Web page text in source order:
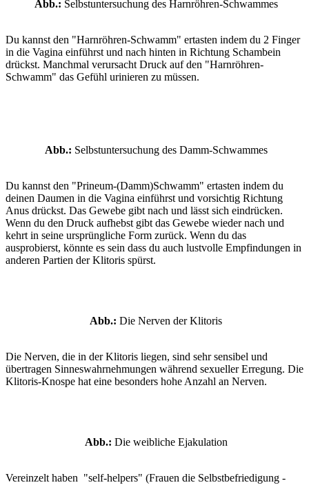
Abb.: Selbstuntersuchung des Harnröhren-Schwammes
Du kannst den "Harnröhren-Schwamm" ertasten indem du 2 Finger
in die Vagina einführst und nach hinten in Richtung Schambein
drückst. Manchmal verursacht Druck auf den "Harnröhren-
Schwamm" das Gefühl urinieren zu müssen.
Abb.: Selbstuntersuchung des Damm-Schwammes
Du kannst den "Prineum-(Damm)Schwamm" ertasten indem du
deinen Daumen in die Vagina einführst und vorsichtig Richtung
Anus drückst. Das Gewebe gibt nach und lässt sich eindrücken.
Wenn du den Druck aufhebst gibt das Gewebe wieder nach und
kehrt in seine ursprüngliche Form zurück. Wenn du das
ausprobierst, könnte es sein dass du auch lustvolle Empfindungen in
anderen Partien der Klitoris spürst.
Abb.: Die Nerven der Klitoris
Die Nerven, die in der Klitoris liegen, sind sehr sensibel und
übertragen Sinneswahrnehmungen während sexueller Erregung. Die
Klitoris-Knospe hat eine besonders hohe Anzahl an Nerven.
Abb.: Die weibliche Ejakulation
Vereinzelt haben "self-helpers" (Frauen die Selbstbefriedigung -